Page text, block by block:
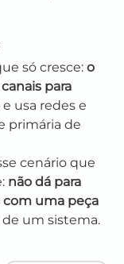
só cresce: o
para
e usa redes e
primária de
cenário que
não dá para
uma peça
de um sistema.